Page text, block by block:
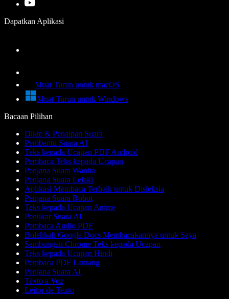
Dapatkan Aplikasi
Muat Turun untuk macOS
Muat Turun untuk Windows
Bacaan Pilihan
Dikte & Penaipan Suara
Pembantu Suara AI
Teks kepada Ucapan PDF Android
Pembaca Teks kepada Ucapan
Penjana Suara Wanita
Penjana Suara Lelaki
Aplikasi Membaca Terbaik untuk Disleksia
Penjana Suara Robot
Teks kepada Ucapan Anime
Penukar Suara AI
Pembaca Audio PDF
Bolehkah Google Docs Membacakannya untuk Saya
Sambungan Chrome Teks kepada Ucapan
Teks kepada Ucapan Hindi
Pembaca PDF Lantang
Penjana Suara AI
Texto a Voz
Leitor de Texto